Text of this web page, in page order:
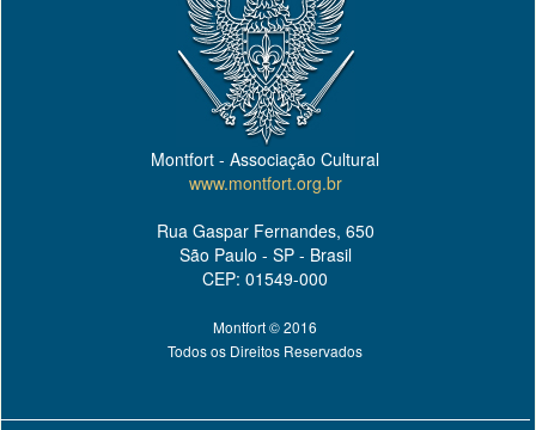
Montfort - Associação Cultural
www.montfort.org.br
Rua Gaspar Fernandes, 650
São Paulo - SP - Brasil
CEP: 01549-000
Montfort © 2016
Todos os Direitos Reservados